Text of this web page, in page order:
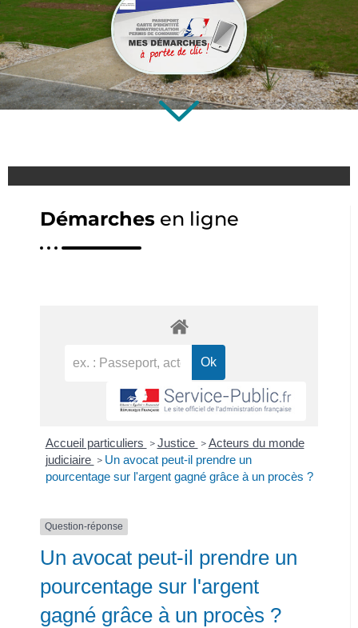
Démarches en ligne
Accueil particuliers > Justice > Acteurs du monde
judiciaire > Un avocat peut-il prendre un
pourcentage sur l'argent gagné grâce à un procès ?
Question-réponse
Un avocat peut-il prendre un
pourcentage sur l'argent
gagné grâce à un procès ?